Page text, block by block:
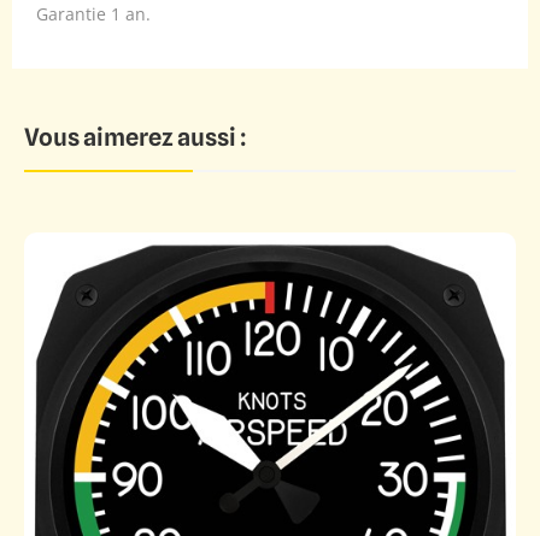
Garantie 1 an.
Vous aimerez aussi :